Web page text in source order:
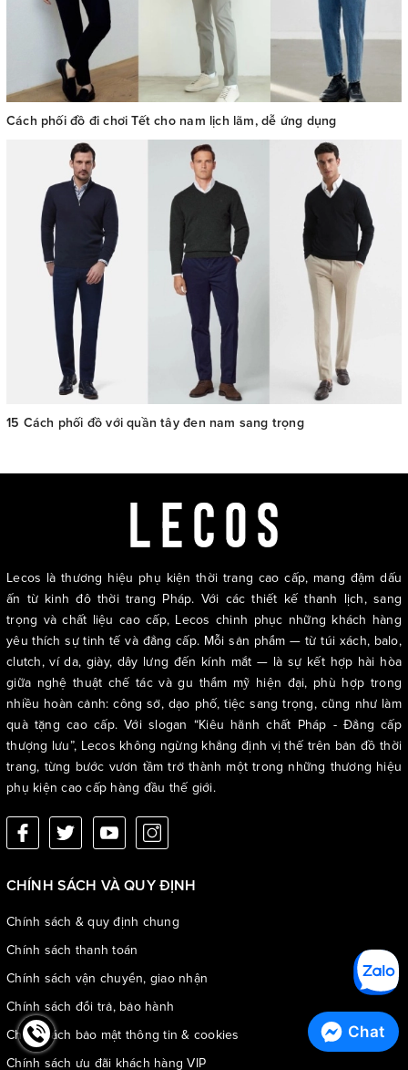
Cách phối đồ đi chơi Tết cho nam lịch lãm, dễ ứng dụng
15 Cách phối đồ với quần tây đen nam sang trọng
Lecos là thương hiệu phụ kiện thời trang cao cấp, mang đậm dấu
ấn từ kinh đô thời trang Pháp. Với các thiết kế thanh lịch, sang
trọng và chất liệu cao cấp, Lecos chinh phục những khách hàng
yêu thích sự tinh tế và đẳng cấp. Mỗi sản phẩm — từ túi xách, balo,
clutch, ví da, giày, dây lưng đến kính mắt — là sự kết hợp hài hòa
giữa nghệ thuật chế tác và gu thẩm mỹ hiện đại, phù hợp trong
nhiều hoàn cảnh: công sở, dạo phố, tiệc sang trọng, cũng như làm
quà tặng cao cấp. Với slogan “Kiêu hãnh chất Pháp - Đẳng cấp
thượng lưu”, Lecos không ngừng khẳng định vị thế trên bản đồ thời
trang, từng bước vươn tầm trở thành một trong những thương hiệu
phụ kiện cao cấp hàng đầu thế giới.
CHÍNH SÁCH VÀ QUY ĐỊNH
Chính sách & quy định chung
Chính sách thanh toán
Chính sách vận chuyển, giao nhận
Chính sách đổi trả, bảo hành
Chính sách bảo mật thông tin & cookies
Chính sách ưu đãi khách hàng VIP
Chat